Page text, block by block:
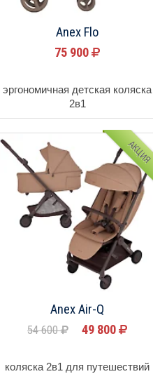
Anex Flo
75 900
эргономичная детская коляска
2в1
АКЦИЯ
Anex Air-Q
54 600 49 800
коляска 2в1 для путешествий